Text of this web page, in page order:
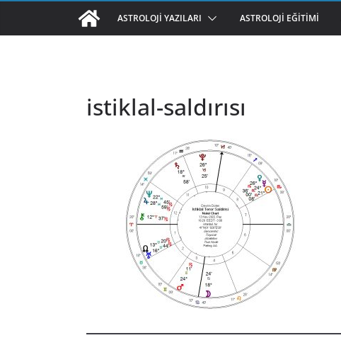
ASTROLOJI YAZILARI ASTROLOJI EĞITIMI
istiklal-saldırısı